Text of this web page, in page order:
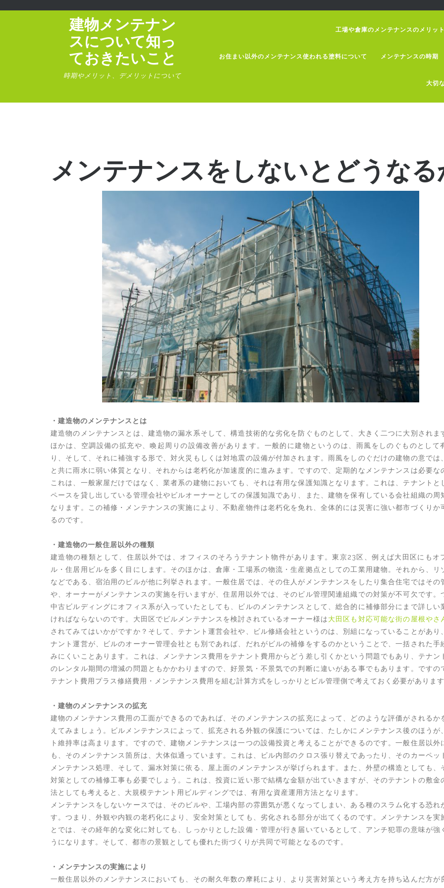
建物メンテナン
スについて知っ
ておきたいこと
時期やメリット、デメリットについて
工場や倉庫のメンテナンスのメリッ
お住まい以外のメンテナンス使われる塗料について メンテナンスの時期
大切
メンテナンスをしないとどうなる
・建造物のメンテナンスとは
建造物のメンテナンスとは、建造物の漏水系そして、構造技術的な劣化を防ぐものとして、大きく二つに大別されま
ほかは、空調設備の拡充や、喚起周りの設備改善があります。一般的に建物というのは、雨風をしのぐものとして
り、そして、それに補強する形で、対火災もしくは対地震の設備が付加されます。雨風をしのぐだけの建物の意では
と共に雨水に弱い体質となり、それからは老朽化が加速度的に進みます。ですので、定期的なメンテナンスは必要な
これは、一般家屋だけではなく、業者系の建物においても、それは有用な保護知識となります。これは、テナントと
ペースを貸し出している管理会社やビルオーナーとしての保護知識であり、また、建物を保有している会社組織の周
なります。この補修・メンテナンスの実施により、不動産物件は老朽化を免れ、全体的には災害に強い都市づくりか
るのです。
・建造物の一般住居以外の種類
建造物の種類として、住居以外では、オフィスのそろうテナント物件があります。東京23区、例えば大田区にもオ
ル・住居用ビルを多く目にします。そのほかは、倉庫・工場系の物流・生産拠点としての工業用建物。それから、リ
などである、宿泊用のビルが他に列挙されます。一般住居では、その住人がメンテナンスをしたり集合住宅ではその
や、オーナーがメンテナンスの実施を行いますが、住居用以外では、そのビル管理関連組織での対策が不可欠です。
中古ビルディングにオフィス系が入っていたとしても、ビルのメンテナンスとして、総合的に補修部分にまで詳しい
ければならないのです。大田区でビルメンテナンスを検討されているオーナー様は大田区も対応可能な街の屋根やさ
されてみてはいかがですか？そして、テナント運営会社や、ビル修繕会社というのは、別組になっていることがあり
ナント運営が、ビルのオーナー管理会社とも別であれば、だれがビルの補修をするのかということで、一括された手
みにくいことあります。これは、メンテナンス費用をテナント費用からどう差し引くかという問題でもあり、テナン
のレンタル期間の増減の問題ともかかわりますので、好景気・不景気での判断に違いがある事でもあります。ですの
テナント費用プラス修繕費用・メンテナンス費用を組む計算方式をしっかりとビル管理側で考えておく必要がありま
・建物のメンテナンスの拡充
建物のメンテナンス費用の工面ができるのであれば、そのメンテナンスの拡充によって、どのような評価がされるか
えてみましょう。ビルメンテナンスによって、拡充される外観の保護については、たしかにメンテナンス後のほうが
ト維持率は高まります。ですので、建物メンテナンスは一つの設備投資と考えることができるのです。一般住居以外
も、そのメンテナンス箇所は、大体似通っています。これは、ビル内部のクロス張り替えであったり、そのカーペッ
メンテナンス処理、そして、漏水対策に依る、屋上面のメンテナンスが挙げられます。また、外壁の構造としても、
対策としての補修工事も必要でしょう。これは、投資に近い形で結構な金額が出ていきますが、そのテナントの敷金
法としても考えると、大規模テナント用ビルディングでは、有用な資産運用方法となります。
メンテナンスをしないケースでは、そのビルや、工場内部の雰囲気が悪くなってしまい、ある種のスラム化する恐れ
す。つまり、外観や内観の老朽化により、安全対策としても、劣化される部分が出てくるのです。メンテナンスを実
とでは、その経年的な変化に対しても、しっかりとした設備・管理が行き届いているとして、アンチ犯罪の意味が強
うになります。そして、都市の景観としても優れた街づくりが共同で可能となるのです。
・メンテナンスの実施により
一般住居以外のメンテナンスにおいても、その耐久年数の摩耗により、より災害対策という考え方を持ち込んだ方が